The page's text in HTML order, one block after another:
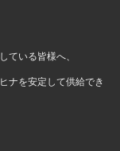
ている皆様へ、
ナを安定して供給でき